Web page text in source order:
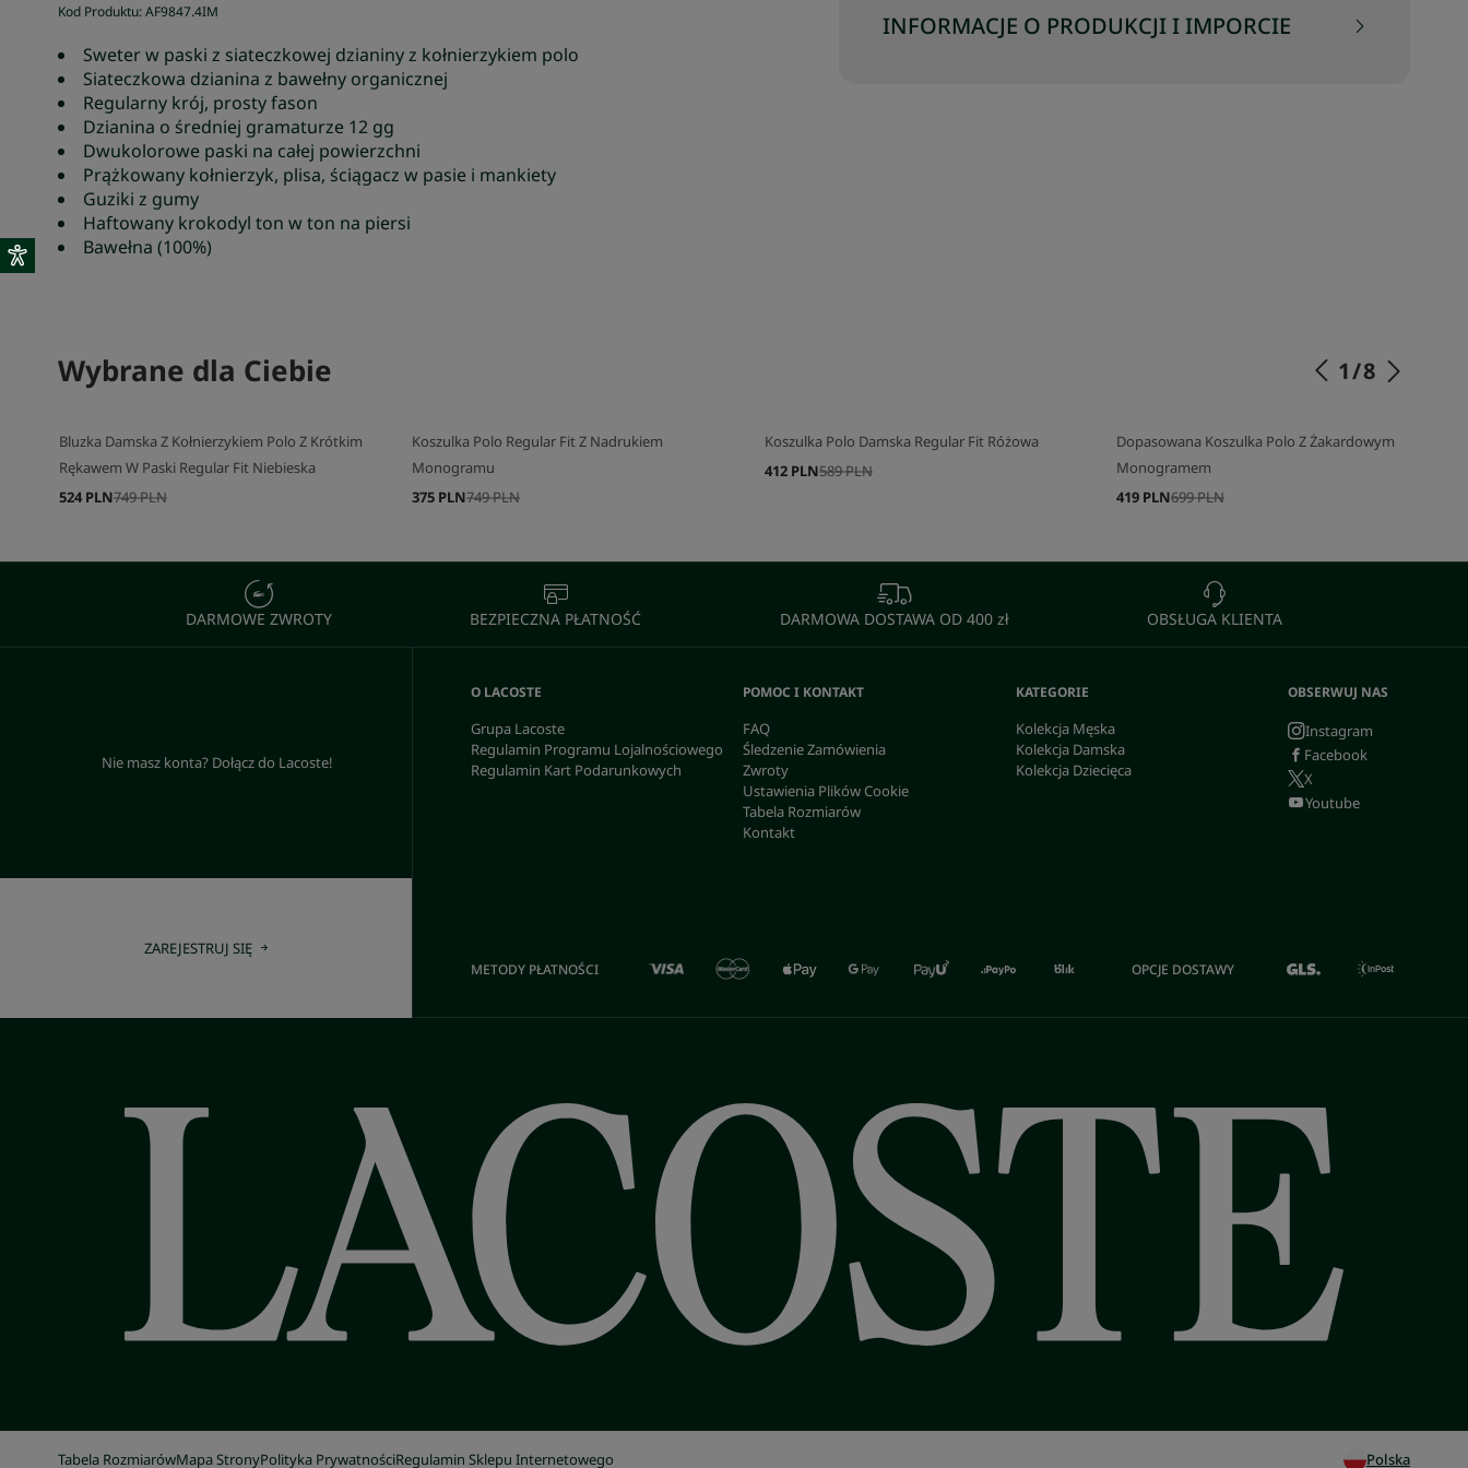
Kod Produktu:AF9847.4IM
Sweter w paski z siateczkowej dzianiny z kołnierzykiem polo
Siateczkowa dzianina z bawełny organicznej
Regularny krój, prosty fason
Dzianina o średniej gramaturze 12 gg
Dwukolorowe paski na całej powierzchni
Prążkowany kołnierzyk, plisa, ściągacz w pasie i mankiety
Guziki z gumy
Haftowany krokodyl ton w ton na piersi
Bawełna (100%)
INFORMACJE O PRODUKCJI I IMPORCIE
Wybrane dla Ciebie 1/8
Bluzka Damska Z Kołnierzykiem Polo Z Krótkim
Rękawem W Paski Regular Fit Niebieska
749 PLN
524 PLN
Koszulka Polo Regular Fit Z Nadrukiem
Monogramu
749 PLN
375 PLN
Koszulka Polo Damska Regular Fit Różowa
589 PLN
412 PLN
Dopasowana Koszulka Polo Z Żakardowym
Monogramem
699 PLN
419 PLN
DARMOWE ZWROTY BEZPIECZNA PŁATNOŚĆ DARMOWA DOSTAWA OD 400 zł OBSŁUGA KLIENTA
Nie masz konta? Dołącz do Lacoste!
ZAREJESTRUJ SIĘ
O LACOSTE
Grupa Lacoste
Regulamin Programu Lojalnościowego
Regulamin Kart Podarunkowych
POMOC I KONTAKT
FAQ
Śledzenie Zamówienia
Zwroty
Ustawienia Plików Cookie
Tabela Rozmiarów
Kontakt
KATEGORIE
Kolekcja Męska
Kolekcja Damska
Kolekcja Dziecięca
OBSERWUJ NAS
Instagram
Facebook
X
Youtube
METODY PŁATNOŚCI OPCJE DOSTAWY
Tabela RozmiarówMapa StronyPolityka PrywatnościRegulamin Sklepu Internetowego Polska